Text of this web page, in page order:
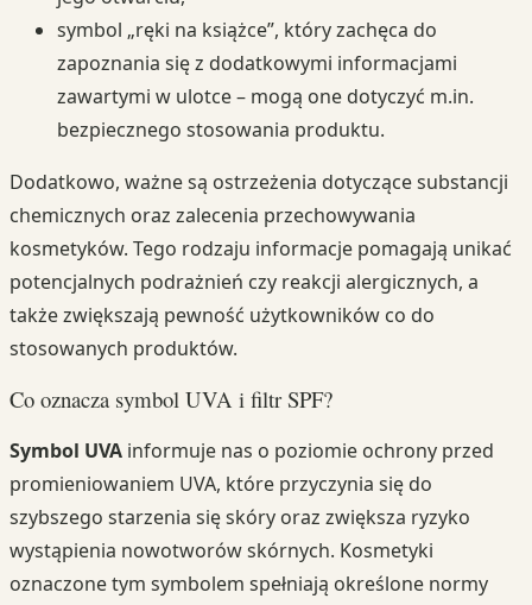
symbol „ręki na książce”, który zachęca do
zapoznania się z dodatkowymi informacjami
zawartymi w ulotce – mogą one dotyczyć m.in.
bezpiecznego stosowania produktu.
Dodatkowo, ważne są ostrzeżenia dotyczące substancji
chemicznych oraz zalecenia przechowywania
kosmetyków. Tego rodzaju informacje pomagają unikać
potencjalnych podrażnień czy reakcji alergicznych, a
także zwiększają pewność użytkowników co do
stosowanych produktów.
Co oznacza symbol UVA i filtr SPF?
Symbol UVA informuje nas o poziomie ochrony przed
promieniowaniem UVA, które przyczynia się do
szybszego starzenia się skóry oraz zwiększa ryzyko
wystąpienia nowotworów skórnych. Kosmetyki
oznaczone tym symbolem spełniają określone normy